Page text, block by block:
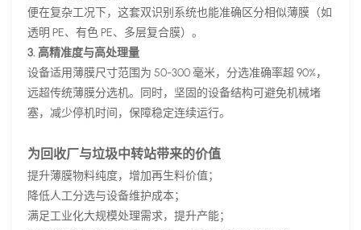
便在复杂工况下，这套双识别系统也能准确区分相似薄膜（如
透明 PE、有色 PE、多层复合膜）。
3. 高精准度与高处理量
设备适用薄膜尺寸范围为 50-300 毫米，分选准确率超 90%，
远超传统薄膜分选机。同时，坚固的设备结构可避免机械堵
塞，减少停机时间，保障稳定连续运行。
为回收厂与垃圾中转站带来的价值
提升薄膜物料纯度，增加再生料价值；
降低人工分选与设备维护成本；
满足工业化大规模处理需求，提升产能；